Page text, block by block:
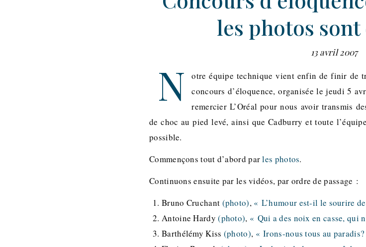
les photos
13 avril 2007
N
otre équipe technique vient enfin de finir de
concours d’éloquence, organisée le jeudi 5
remercier L’Oréal pour nous avoir transmis
de choc au pied levé, ainsi que Cadburry et toute
possible.
Commençons tout d’abord parles photos.
Continuons ensuite par les vidéos, par ordre de passage :
Bruno Cruchant (photo), « L’humour est-il le sourire
Antoine Hardy(photo), « Qui a des noix en casse, qui
Barthélémy Kiss (photo), « Irons-nous tous au